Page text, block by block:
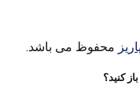
محفوظ می باشد.
کنید؟